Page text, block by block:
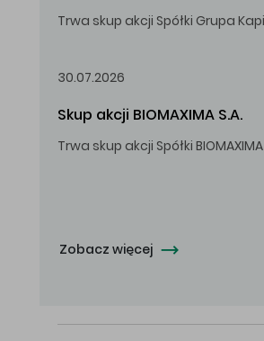
Trwa skup akcji Spółki Grupa
30.07.2026
Skup akcji BIOMAXIMA S.A.
Zobacz więcej